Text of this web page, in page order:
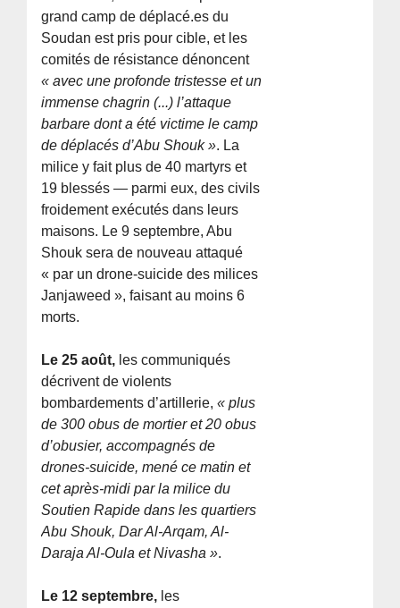
grand camp de déplacé.es du
Soudan est pris pour cible, et les
comités de résistance dénoncent
« avec une profonde tristesse et un
immense chagrin (...) l’attaque
barbare dont a été victime le camp
de déplacés d’Abu Shouk ». La
milice y fait plus de 40 martyrs et
19 blessés — parmi eux, des civils
froidement exécutés dans leurs
maisons. Le 9 septembre, Abu
Shouk sera de nouveau attaqué
« par un drone-suicide des milices
Janjaweed », faisant au moins 6
morts.
Le 25 août, les communiqués
décrivent de violents
bombardements d’artillerie,« plus
de 300 obus de mortier et 20 obus
d’obusier, accompagnés de
drones-suicide, mené ce matin et
cet après-midi par la milice du
Soutien Rapide dans les quartiers
Abu Shouk, Dar Al-Arqam, Al-
Daraja Al-Oula et Nivasha ».
Le 12 septembre, les